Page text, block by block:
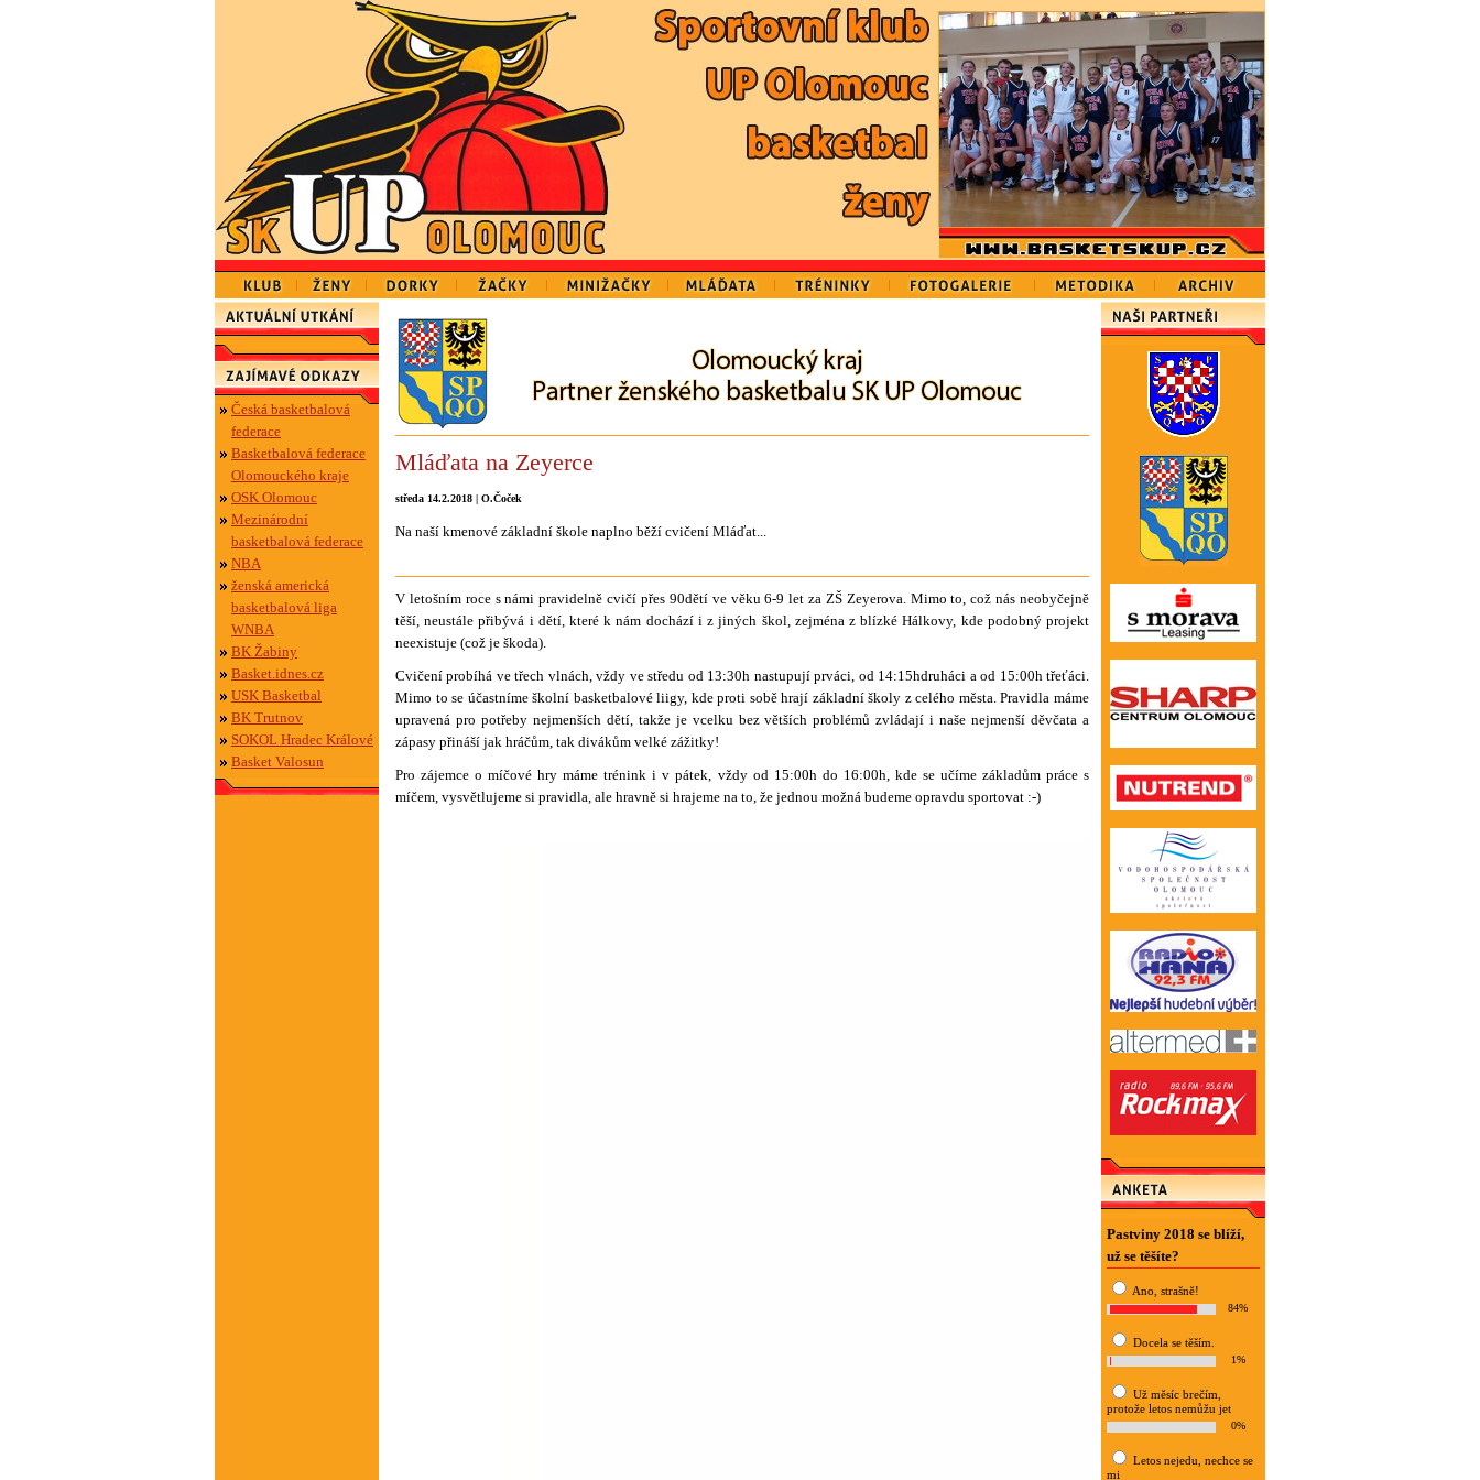
Česká basketbalová
federace
Basketbalová federace
Olomouckého kraje
OSK Olomouc
Mezinárodní
basketbalová federace
NBA
ženská americká
basketbalová liga
WNBA
BK Žabiny
Basket.idnes.cz
USK Basketbal
BK Trutnov
SOKOL Hradec Králové
Basket Valosun
Mláďata na Zeyerce
středa 14.2.2018 | O.Čoček
Na naší kmenové základní škole naplno běží cvičení Mláďat...
V letošním roce s námi pravidelně cvičí přes 90dětí ve věku 6-9 let za ZŠ Zeyerova. Mimo to, což nás neobyčejně
těší, neustále přibývá i dětí, které k nám dochází i z jiných škol, zejména z blízké Hálkovy, kde podobný projekt
neexistuje (což je škoda).
Cvičení probíhá ve třech vlnách, vždy ve středu od 13:30h nastupují prváci, od 14:15hdruháci a od 15:00h třeťáci.
Mimo to se účastníme školní basketbalové liigy, kde proti sobě hrají základní školy z celého města. Pravidla máme
upravená pro potřeby nejmenších dětí, takže je vcelku bez větších problémů zvládají i naše nejmenší děvčata a
zápasy přináší jak hráčům, tak divákům velké zážitky!
Pro zájemce o míčové hry máme trénink i v pátek, vždy od 15:00h do 16:00h, kde se učíme základům práce s
míčem, vysvětlujeme si pravidla, ale hravně si hrajeme na to, že jednou možná budeme opravdu sportovat :-)
Pastviny 2018 se blíží,
už se těšíte?
Ano, strašně!
84%
Docela se těším.
1%
Už měsíc brečím,
protože letos nemůžu jet
0%
Letos nejedu, nechce se
mi